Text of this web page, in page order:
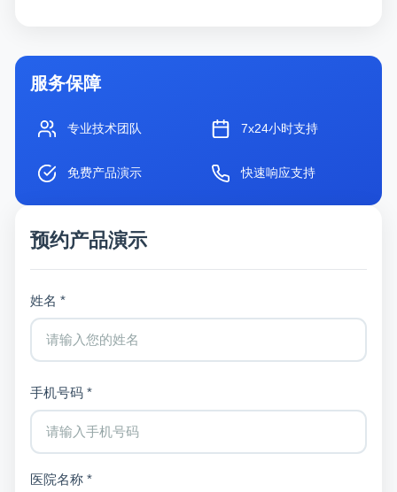
服务保障
专业技术团队 7x24小时支持
免费产品演示 快速响应支持
预约产品演示
姓名 *
手机号码 *
医院名称 *